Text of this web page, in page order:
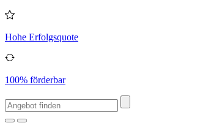
Hohe Erfolgsquote
100% förderbar